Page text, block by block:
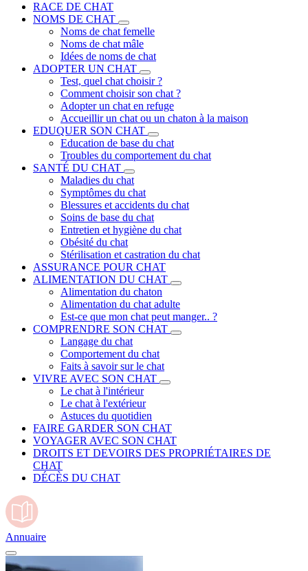
RACE DE CHAT
NOMS DE CHAT
Noms de chat femelle
Noms de chat mâle
Idées de noms de chat
ADOPTER UN CHAT
Test, quel chat choisir ?
Comment choisir son chat ?
Adopter un chat en refuge
Accueillir un chat ou un chaton à la maison
EDUQUER SON CHAT
Education de base du chat
Troubles du comportement du chat
SANTÉ DU CHAT
Maladies du chat
Symptômes du chat
Blessures et accidents du chat
Soins de base du chat
Entretien et hygiène du chat
Obésité du chat
Stérilisation et castration du chat
ASSURANCE POUR CHAT
ALIMENTATION DU CHAT
Alimentation du chaton
Alimentation du chat adulte
Est-ce que mon chat peut manger.. ?
COMPRENDRE SON CHAT
Langage du chat
Comportement du chat
Faits à savoir sur le chat
VIVRE AVEC SON CHAT
Le chat à l'intérieur
Le chat à l'extérieur
Astuces du quotidien
FAIRE GARDER SON CHAT
VOYAGER AVEC SON CHAT
DROITS ET DEVOIRS DES PROPRIÉTAIRES DE
CHAT
DÉCÈS DU CHAT
Annuaire